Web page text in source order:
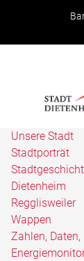
Unsere Stadt
Stadtporträt
Dietenheim
Regglisweiler
Wappen
Zahlen, Daten,